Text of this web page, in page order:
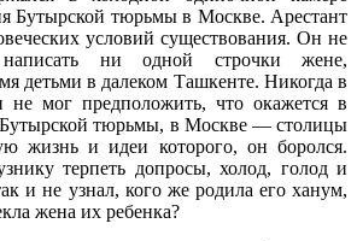
Бутырской тюрьмы в Москве. Арестант
условий существования. Он не
ни одной строчки жене,
детьми в далеком Ташкенте. Никогда в
мог предположить, что окажется в
Бутырской тюрьмы, в Москве — столицы
жизнь и идеи которого, он боролся.
терпеть допросы, холод, голод и
и не узнал, кого же родила его ханум,
жена их ребенка?